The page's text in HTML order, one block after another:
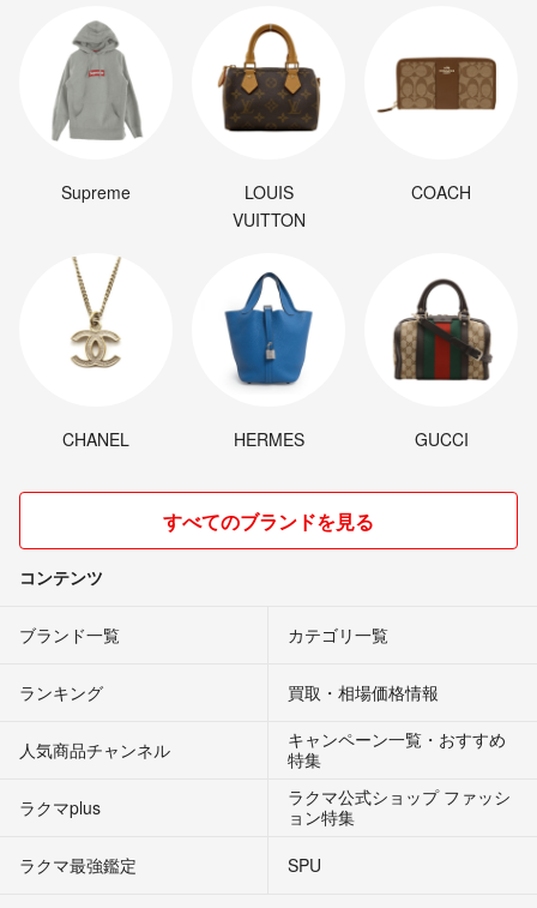
Supreme
LOUIS
VUITTON
COACH
CHANEL HERMES GUCCI
すべてのブランドを見る
コンテンツ
ブランド一覧 カテゴリ一覧
ランキング 買取・相場価格情報
人気商品チャンネル
キャンペーン一覧・おすすめ
特集
ラクマplus
ラクマ公式ショップ ファッシ
ョン特集
ラクマ最強鑑定
SPU